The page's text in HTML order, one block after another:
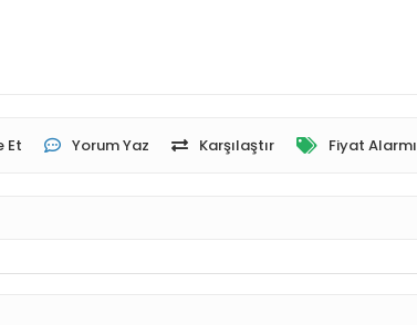
Et Yorum Yaz Karşılaştır Fiyat Alarmı